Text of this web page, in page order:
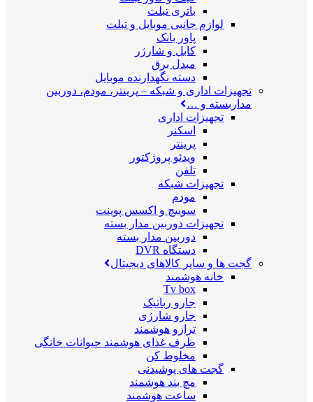
باتری تبلت
لوازم جانبی موبایل و تبلت
پاور بانک
کابل و شارژر
مبدل برق
دسته نگهدارنده موبایل
تجهیزات اداری و شبکه – پرینتر، مودم، دوربین
مداربسته و …
تجهیزات اداری
اسکنر
پرینتر
ویدئو پروژکتور
تلفن
تجهیزات شبکه
مودم
سوییچ و اکسس پوینت
تجهیزات دوربین مدار بسته
دوربین مدار بسته
دستگاه DVR
گجت ها و سایر کالاهای دیجیتال
خانه هوشمند
Tv box
جارو رباتیک
جارو شارژی
ترازو هوشمند
ظرف غذای هوشمند حیوانات خانگی
مخلوط کن
گجت های پوشیدنی
مچ بند هوشمند
ساعت هوشمند